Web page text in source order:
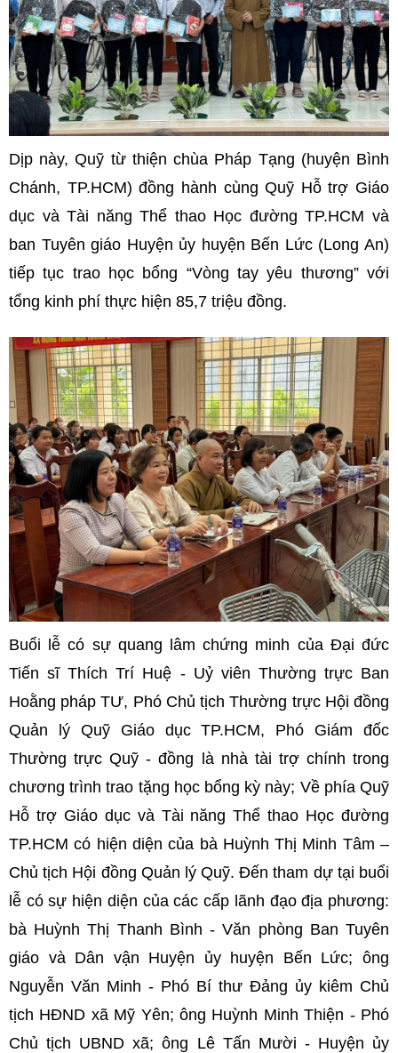
Dịp này, Quỹ từ thiện chùa Pháp Tạng (huyện Bình
Chánh, TP.HCM) đồng hành cùng Quỹ Hỗ trợ Giáo
dục và Tài năng Thể thao Học đường TP.HCM và
ban Tuyên giáo Huyện ủy huyện Bến Lức (Long An)
tiếp tục trao học bổng “Vòng tay yêu thương” với
tổng kinh phí thực hiện 85,7 triệu đồng.
Buổi lễ có sự quang lâm chứng minh của Đại đức
Tiến sĩ Thích Trí Huệ - Uỷ viên Thường trực Ban
Hoằng pháp TƯ, Phó Chủ tịch Thường trực Hội đồng
Quản lý Quỹ Giáo dục TP.HCM, Phó Giám đốc
Thường trực Quỹ - đồng là nhà tài trợ chính trong
chương trình trao tặng học bổng kỳ này; Về phía Quỹ
Hỗ trợ Giáo dục và Tài năng Thể thao Học đường
TP.HCM có hiện diện của bà Huỳnh Thị Minh Tâm –
Chủ tịch Hội đồng Quản lý Quỹ. Đến tham dự tại buổi
lễ có sự hiện diện của các cấp lãnh đạo địa phương:
bà Huỳnh Thị Thanh Bình - Văn phòng Ban Tuyên
giáo và Dân vận Huyện ủy huyện Bến Lức; ông
Nguyễn Văn Minh - Phó Bí thư Đảng ủy kiêm Chủ
tịch HĐND xã Mỹ Yên; ông Huỳnh Minh Thiện - Phó
Chủ tịch UBND xã; ông Lê Tấn Mười - Huyện ủy